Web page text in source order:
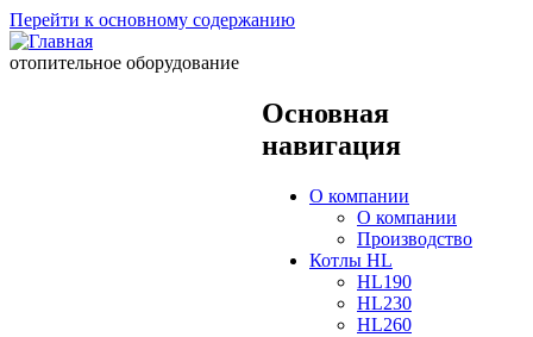
Перейти к основному содержанию
отопительное оборудование
Основная
навигация
О компании
О компании
Производство
Котлы HL
HL190
HL230
HL260